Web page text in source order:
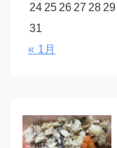
24 25 26 27 28 29
31
« 1月